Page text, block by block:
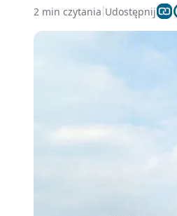
2 min czytania Udostępnij